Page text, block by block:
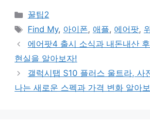
Categories
꿀팁2
Tags
Find My, 아이폰, 애플, 에어팟,
에어팟4 출시 소식과 내돈내산
현실을 알아보자!
갤럭시탭 S10 플러스 울트라, 사
나는 새로운 스펙과 가격 변화 알아